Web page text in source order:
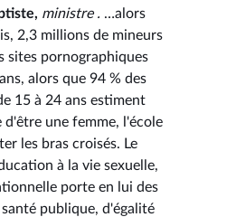
ministre . …alors
2,3 millions de mineurs
sites pornographiques
alors que 94 % des
15 à 24 ans estiment
une femme, l'école
les bras croisés. Le
à la vie sexuelle,
porte en lui des
publique, d'égalité